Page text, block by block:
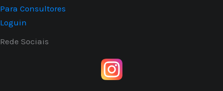
Para Consultores
Loguin
Rede Sociais